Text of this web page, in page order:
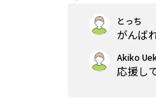
とっち
がんば
Akiko
応援し